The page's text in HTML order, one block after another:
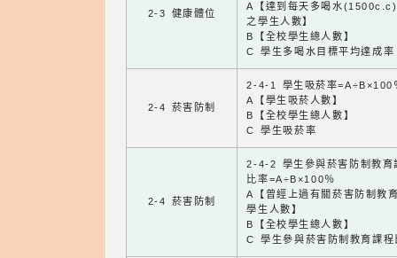
2-3 健康體位
A【達到每天多喝水
之學生人數】
B【全校學生總人數】
C 學生多喝水目標平均達成率
2-4 菸害防制
2-4-1 學生吸菸率=A÷B×100
A【學生吸菸人數】
B【全校學生總人數】
C 學生吸菸率
2-4 菸害防制
2-4-2 學生參與菸害防制教育
比率=A÷B×100％
A【曾經上過有關菸害防制教
學生人數】
B【全校學生總人數】
C 學生參與菸害防制教育課程